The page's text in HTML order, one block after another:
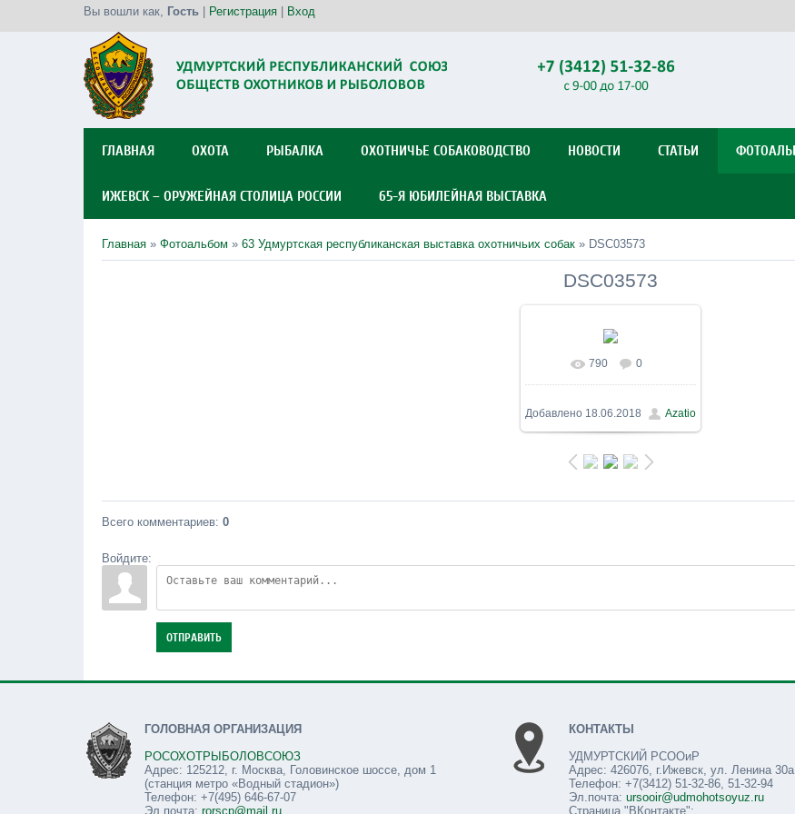
Вы вошли как, Гость Регистрация Вход
ГЛАВНАЯ ОХОТА РЫБАЛКА ОХОТНИЧЬЕ СОБАКОВОДСТВО НОВОСТИ СТАТЬИ
ИЖЕВСК – ОРУЖЕЙНАЯ СТОЛИЦА РОССИИ 65-Я ЮБИЛЕЙНАЯ ВЫСТАВКА
Главная » Фотоальбом » 63 Удмуртская республиканская выставка охотничьих собак » DSC03573
DSC03573
В реальном размере
800x600/ 125.2Kb
790 0
Добавлено 18.06.2018 Azatio
Всего комментариев: 0
Войдите:
ОТПРАВИТЬ
ГОЛОВНАЯ ОРГАНИЗАЦИЯ
РОСОХОТРЫБОЛОВСОЮЗ
Адрес: 125212, г. Москва, Головинское шоссе, дом 1
(станция метро «Водный стадион»)
Телефон: +7(495) 646-67-07
Эл.почта: rorscp@mail.ru
КОНТАКТЫ
УДМУРТСКИЙ РСООиР
Адрес: 426076, г.Ижевск, ул. Ленина 30а
Телефон: +7(3412) 51-32-86, 51-32-94
Эл.почта: ursooir@udmohotsoyuz.ru
Страница "ВКонтакте":